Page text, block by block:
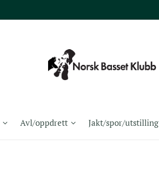
Avl/oppdrett Jakt/spor/utstilling